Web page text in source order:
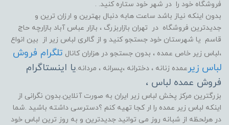
فروشگاه خود را در شهر خود ستاره کنید. .
بدون اینکه نیاز باشد ساعت هابه دنبال بهترین و ارزان ترین و
جدیدترین فروشگاه در تهران بازاربزرگ ، بازار عباس آباد بازارچه حاج
قاسم یا شهرستان خود جستجو کنید و از گالری لباس زیر از بین انواع
،لباس زیر خاص عمده ، بدون جستجو در هزاران کانال تلگرام فروش
لباس زیر عمده زنانه ، دخترانه ،پسرانه ، مردانه.یا اینستاگرام
فروش عمده لباس ،
بزرگترین مرکز پخش لباس زیر ایران به صورت آنلاین.بدون نگرانی از
اینکه لباس زیر عمده را ار کجا تهیه کنم ؟دسترسی داشته باشید .شما
در هرلحظه از شبانه روز می توانید جدیدترین و به روز ترین لباس خود